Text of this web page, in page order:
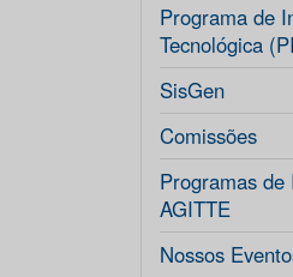
Programa de
Tecnológica
SisGen
Comissões
Programas de
AGITTE
Nossos